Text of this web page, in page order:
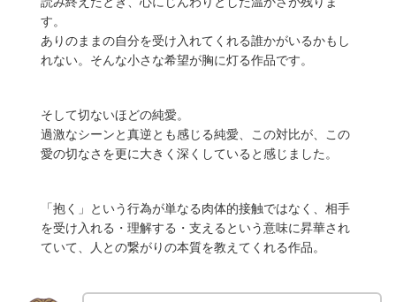
す。
ありのままの自分を受け入れてくれる誰かがいるかもし
れない。そんな小さな希望が胸に灯る作品です。
そして切ないほどの純愛。
過激なシーンと真逆とも感じる純愛、この対比が、この
愛の切なさを更に大きく深くしていると感じました。
「抱く」という行為が単なる肉体的接触ではなく、相手
を受け入れる・理解する・支えるという意味に昇華され
ていて、人との繋がりの本質を教えてくれる作品。